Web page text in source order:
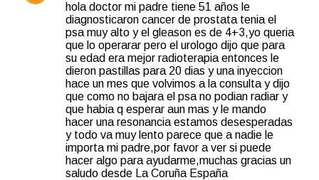
hola doctor mi padre tiene 51 años le
diagnosticaron cancer de prostata tenia el
psa muy alto y el gleason es de 4+3,yo queria
que lo operarar pero el urologo dijo que para
su edad era mejor radioterapia entonces le
dieron pastillas para 20 dias y una inyeccion
hace un mes que volvimos a la consulta y dijo
que como no bajara el psa no podian radiar y
que habia q esperar aun mas y le mando
hacer una resonancia estamos desesperadas
y todo va muy lento parece que a nadie le
importa mi padre,por favor a ver si puede
hacer algo para ayudarme,muchas gracias un
saludo desde La Coruña España